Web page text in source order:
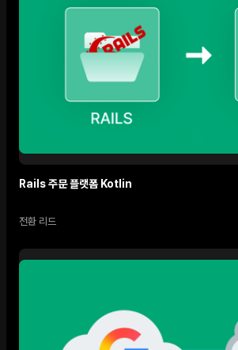
Rails 주문 플랫폼 Kotlin
전환 리드